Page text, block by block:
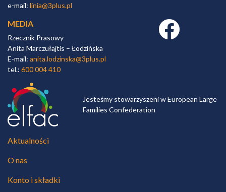
e-mail: linia@3plus.pl
MEDIA
Rzecznik Prasowy
Anita Marczułajtis – Łodzińska
E-mail: anita.lodzinska@3plus.pl
tel.: 600 004 410
Facebook link
Jesteśmy stowarzyszeni w European Large
Families Confederation
Aktualności
O nas
Konto i składki